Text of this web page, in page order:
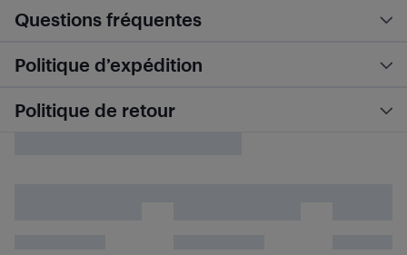
Questions fréquentes
Politique d’expédition
Politique de retour